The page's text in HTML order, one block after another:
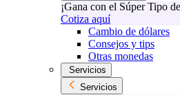
¡Gana con el Súper Tipo
Cotiza aquí
Cambio de dólares
Consejos y tips
Otras monedas
Servicios
Servicios